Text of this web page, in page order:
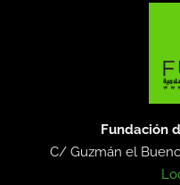
Fundación
C/ Guzmán el